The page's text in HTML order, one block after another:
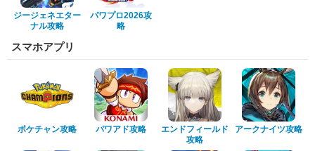
ジージェネエター
ナル攻略
パワプロ2026攻
略
スマホアプリ
ポケチャン攻略 パワアド攻略
エンドフィールド
攻略
アークナイツ攻略